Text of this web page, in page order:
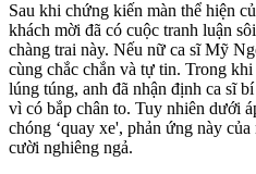
Sau khi chứng kiến màn thể hiện
khách mời đã có cuộc tranh luận
chàng trai này. Nếu nữ ca sĩ Mỹ
cùng chắc chắn và tự tin. Trong
lúng túng, anh đã nhận định ca sĩ
vì có bắp chân to. Tuy nhiên dưới
chóng ‘quay xe', phản ứng này
cười nghiêng ngả.